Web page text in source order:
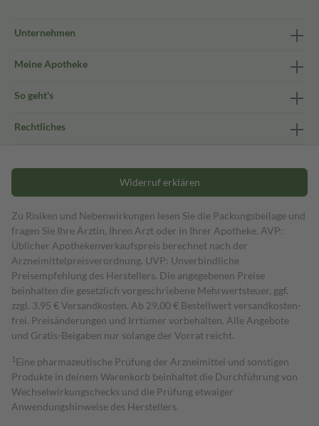
Unternehmen
Meine Apotheke
So geht's
Rechtliches
Widerruf erklären
Zu Risiken und Nebenwirkungen lesen Sie die Packungsbeilage und
fragen Sie Ihre Ärztin, Ihren Arzt oder in Ihrer Apotheke. AVP:
Üblicher Apothekenverkaufspreis berechnet nach der
Arzneimittelpreisverordnung. UVP: Unverbindliche
Preisempfehlung des Herstellers. Die angegebenen Preise
beinhalten die gesetzlich vorgeschriebene Mehrwertsteuer, ggf.
zzgl. 3,95 € Versandkosten. Ab 29,00 € Bestell­wert versand­kosten­
frei. Preisänderungen und Irrtümer vorbehalten. Alle Angebote
und Gratis-Beigaben nur solange der Vorrat reicht.
1 Eine pharmazeutische Prüfung der Arzneimittel und sonstigen
Produkte in deinem Warenkorb beinhaltet die Durchführung von
Wechselwirkungschecks und die Prüfung etwaiger
Anwendungshinweise des Herstellers.